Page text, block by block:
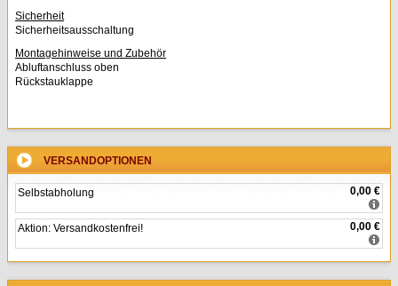
Sicherheit
Sicherheitsausschaltung
Montagehinweise und Zubehör
Abluftanschluss oben
Rückstauklappe
VERSANDOPTIONEN
0,00 €
Selbstabholung
0,00 €
Aktion: Versandkostenfrei!